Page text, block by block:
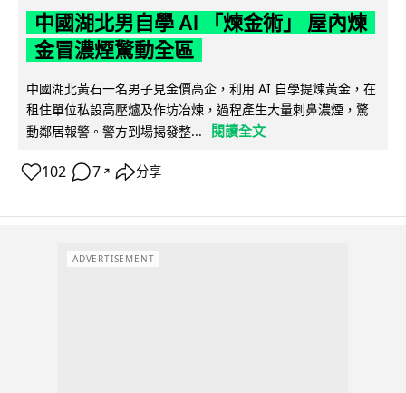
中國湖北男自學 AI 「煉金術」 屋內煉
金冒濃煙驚動全區
中國湖北黃石一名男子見金價高企，利用 AI 自學提煉黃金，在
租住單位私設高壓爐及作坊冶煉，過程產生大量刺鼻濃煙，驚
動鄰居報警。警方到場揭發整...
閱讀全文
102 7 ↗ 分享
ADVERTISEMENT